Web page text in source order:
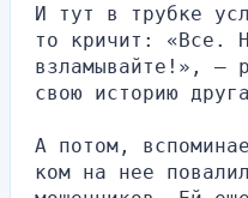
И тут в трубке
то кричит: «Все.
взламывайте!», —
свою историю
А потом,
ком на нее